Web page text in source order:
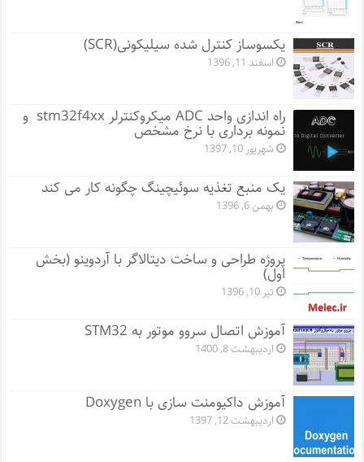
یکسوساز کنترل شده سیلیکونی(SCR)
اسفند 11, 1396
راه اندازی واحد ADC میکروکنترلر stm32f4xx و
نمونه برداری با نرخ مشخص
شهریور 10, 1397
یک منبع تغذیه سوئیچینگ چگونه کار می کند
بهمن 6, 1396
پروژه طراحی و ساخت دیتالاگر با آردوینو (بخش
اول)
تیر 10, 1396
آموزش اتصال سروو موتور به STM32
اردیبهشت 8, 1400
آموزش داکیومنت سازی با Doxygen
اردیبهشت 12, 1397